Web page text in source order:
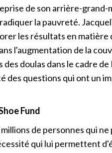
de son arrière-grand-
la pauvreté.
les résultats en matière
l'augmentation de la
doulas dans le cadre
questions qui ont un
Fund
de personnes qui
qui lui permettent